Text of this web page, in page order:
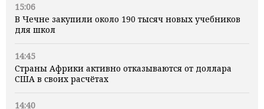
15:06
В Чечне закупили около 190 тысяч новых учебников
для школ
14:45
Страны Африки активно отказываются от доллара
США в своих расчётах
14:40